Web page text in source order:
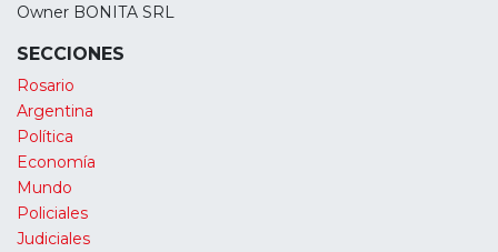
Owner BONITA SRL
SECCIONES
Rosario
Argentina
Política
Economía
Mundo
Policiales
Judiciales